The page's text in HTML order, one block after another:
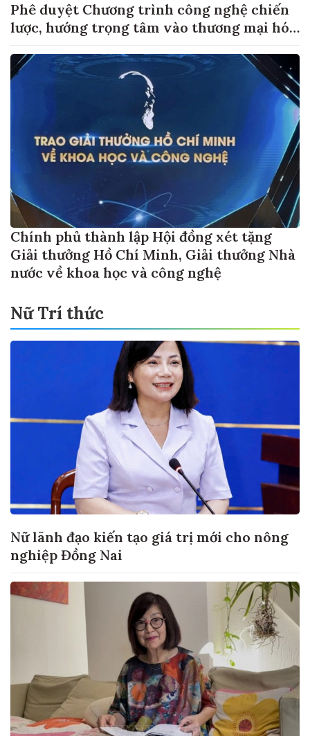
Phê duyệt Chương trình công nghệ chiến
lược, hướng trọng tâm vào thương mại hóa
Chính phủ thành lập Hội đồng xét tặng
Giải thưởng Hồ Chí Minh, Giải thưởng Nhà
nước về khoa học và công nghệ
Nữ Trí thức
Nữ lãnh đạo kiến tạo giá trị mới cho nông
nghiệp Đồng Nai